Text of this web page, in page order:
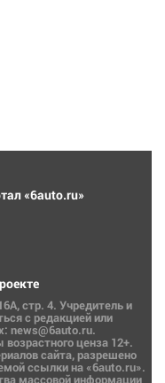
«6auto.ru»
стр. 4. Учредитель и
с редакцией или
news@6auto.ru.
ценза 12+.
сайта, разрешено
ссылки на «6auto.ru».
массовой информации